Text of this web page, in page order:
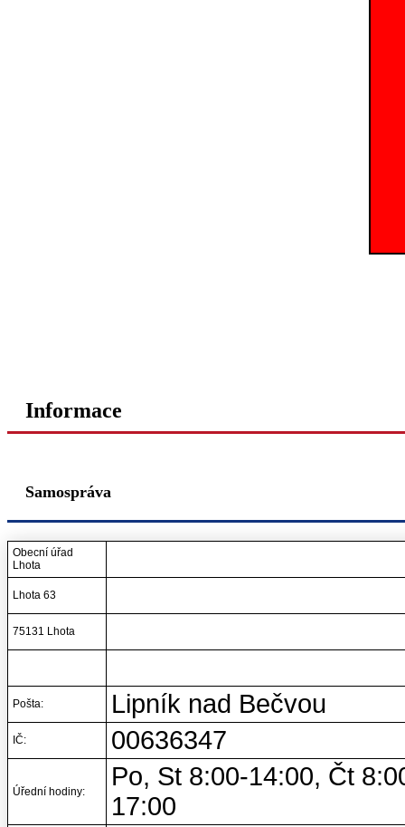
Informace
Samospráva
Obecní úřad
Lhota
Lhota 63
75131 Lhota
Pošta: Lipník nad Bečvou
IČ: 00636347
Úřední hodiny:
Po, St 8:00-14:00, Čt
17:00